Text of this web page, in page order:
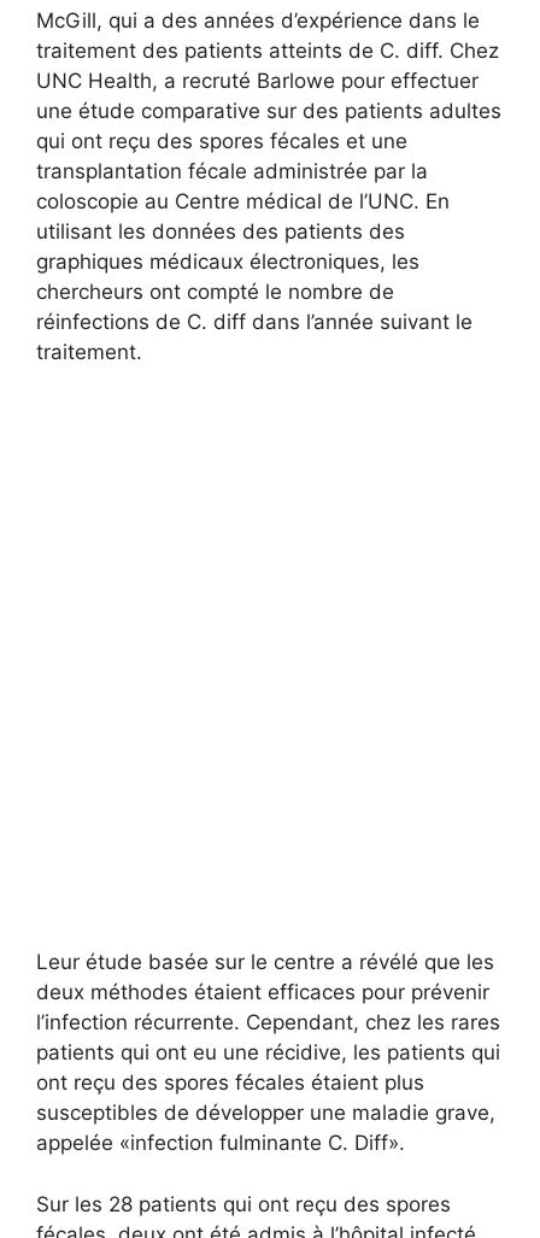
McGill, qui a des années d’expérience dans le
traitement des patients atteints de C. diff. Chez
UNC Health, a recruté Barlowe pour effectuer
une étude comparative sur des patients adultes
qui ont reçu des spores fécales et une
transplantation fécale administrée par la
coloscopie au Centre médical de l’UNC. En
utilisant les données des patients des
graphiques médicaux électroniques, les
chercheurs ont compté le nombre de
réinfections de C. diff dans l’année suivant le
traitement.
Leur étude basée sur le centre a révélé que les
deux méthodes étaient efficaces pour prévenir
l’infection récurrente. Cependant, chez les rares
patients qui ont eu une récidive, les patients qui
ont reçu des spores fécales étaient plus
susceptibles de développer une maladie grave,
appelée «infection fulminante C. Diff».
Sur les 28 patients qui ont reçu des spores